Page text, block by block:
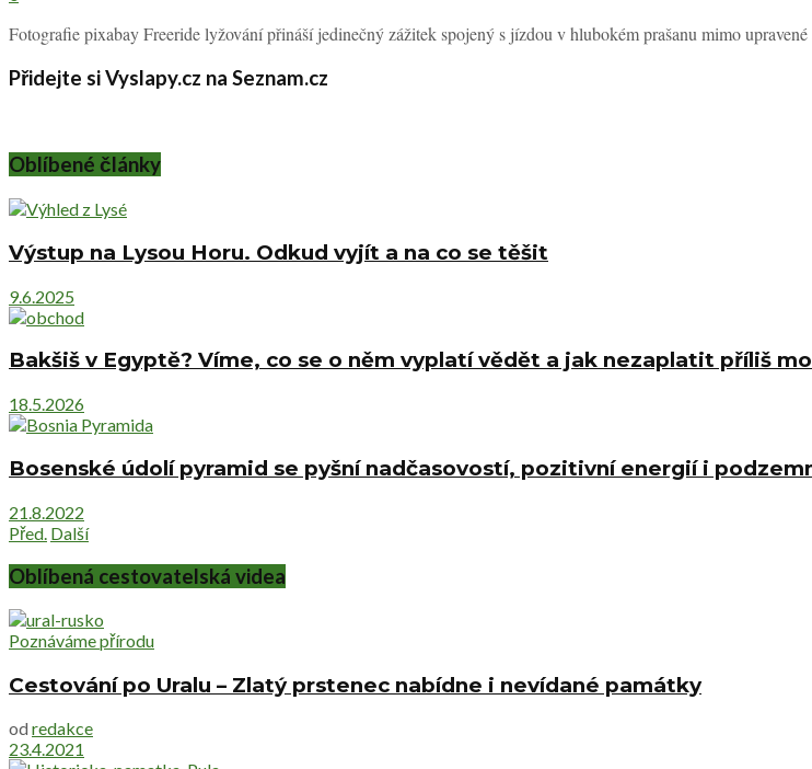
Fotografie pixabay Freeride lyžování přináší jedinečný zážitek spojený s jízdou v hlubokém prašanu mimo
Přidejte si Vyslapy.cz na Seznam.cz
Oblíbené články
Výstup na Lysou Horu. Odkud vyjít a na co se těšit
9.6.2025
Bakšiš v Egyptě? Víme, co se o něm vyplatí vědět a jak nezaplatit příliš
18.5.2026
Bosenské údolí pyramid se pyšní nadčasovostí, pozitivní energií i
21.8.2022
Před. Další
Oblíbená cestovatelská videa
Poznáváme přírodu
Cestování po Uralu – Zlatý prstenec nabídne i nevídané památky
od redakce
23.4.2021